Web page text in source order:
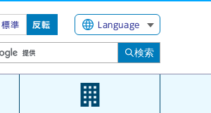
標準 反転 Language
検索